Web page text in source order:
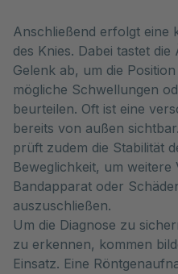
Anschließend erfolgt eine
des Knies. Dabei tastet
Gelenk ab, um die
mögliche Schwellungen
beurteilen. Oft ist eine
bereits von außen
prüft zudem die Stabilität
Beweglichkeit, um weitere
Bandapparat oder
auszuschließen.
Um die Diagnose zu
zu erkennen, kommen
Einsatz. Eine